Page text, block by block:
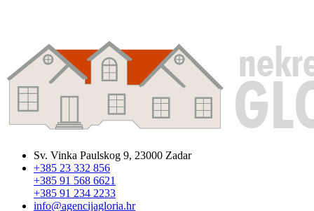
Sv. Vinka Paulskog 9, 23000 Zadar
+385 23 332 856
+385 91 568 6621
+385 91 234 2233
info@agencijagloria.hr